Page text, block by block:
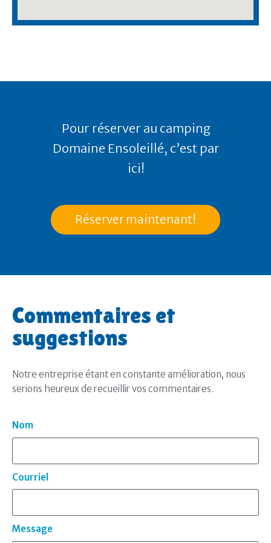
Pour réserver au camping
Domaine Ensoleillé, c’est par
ici!
Réserver maintenant!
Commentaires et
suggestions
Notre entreprise étant en constante amélioration, nous
serions heureux de recueillir vos commentaires.
Nom
Courriel
Message